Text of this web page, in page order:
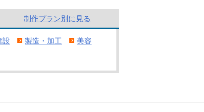
制作プラン別 に見る
設 製造・加工 美容